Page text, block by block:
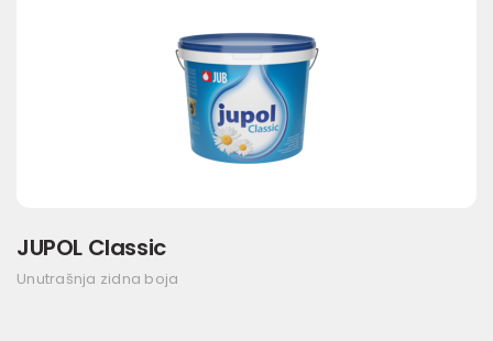
JUPOL Classic
Unutrašnja zidna boja